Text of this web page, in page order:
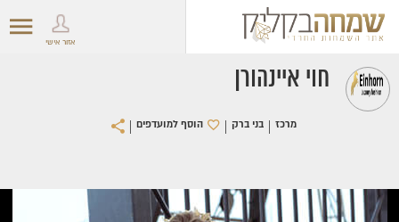
אזור אישי
חוי איינהורן
מרכז | בני ברק | הוסף למועדפים |